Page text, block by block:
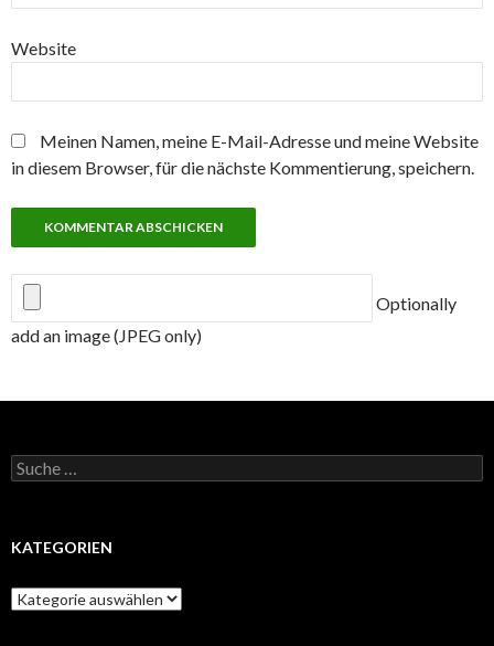
Website
Meinen Namen, meine E-Mail-Adresse und meine Website
in diesem Browser, für die nächste Kommentierung, speichern.
Optionally
add an image (JPEG only)
Suche
nach:
KATEGORIEN
Kategorien